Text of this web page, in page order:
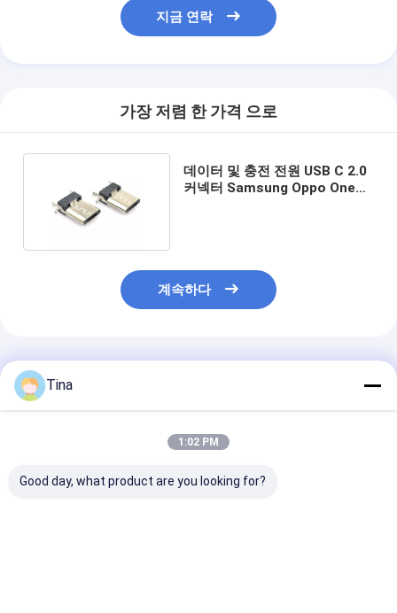
지금 연락
가장 저렴 한 가격 으로
데이터 및 충전 전원 USB C 2.0
커넥터 Samsung Oppo One
계속하다
추천된 제품
Tina
1:02 PM
Good day, what product are you looking for?